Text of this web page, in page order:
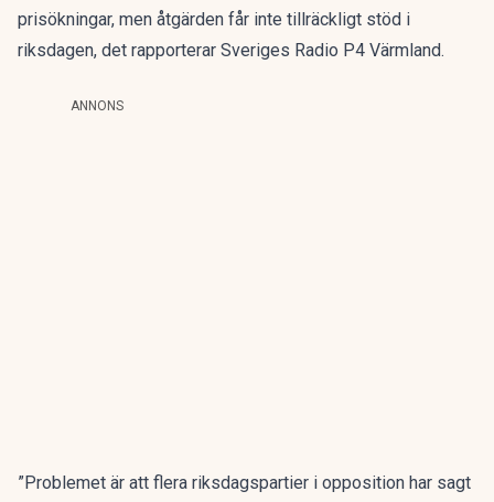
prisökningar, men åtgärden får inte tillräckligt stöd i
riksdagen, det rapporterar Sveriges Radio P4 Värmland.
ANNONS
”Problemet är att flera riksdagspartier i opposition har sagt